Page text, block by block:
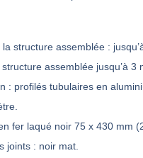
structure assemblée :
assemblée jusqu’à 3
: profilés tubulaires en
fer laqué noir 75 x 430 mm
joints : noir mat.